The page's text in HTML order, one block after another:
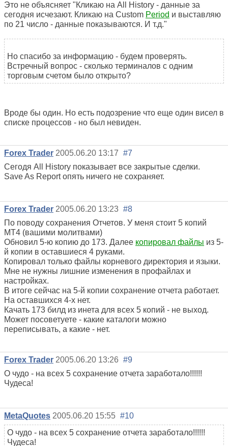
Это не объясняет "Кликаю на All History - данные за
сегодня исчезают. Кликаю на Custom Period и выставляю
по 21 число - данные показываются. И т.д."
Но спасибо за информацию - будем проверять.
Встречный вопрос - сколько терминалов с одним
торговым счетом было открыто?
Вроде бы один. Но есть подозрение что еще один висел в
списке процессов - но был невиден.
Forex Trader 2005.06.20 13:17 #7
Сегодя All History показывает все закрытые сделки.
Save As Report опять ничего не сохраняет.
Forex Trader 2005.06.20 13:23 #8
По поводу сохранения Отчетов. У меня стоит 5 копий
MT4 (вашими молитвами)
Обновил 5-ю копию до 173. Далее копировал файлы из 5-
й копии в оставшиеся 4 руками.
Копировал только файлы корневого директория и языки.
Мне не нужны лишние изменения в профайлах и
настройках.
В итоге сейчас на 5-й копии сохранение отчета работает.
На оставшихся 4-х нет.
Качать 173 билд из инета для всех 5 копий - не выход.
Может посоветуете - какие каталоги можно
переписывать, а какие - нет.
Forex Trader 2005.06.20 13:26 #9
О чудо - на всех 5 сохранение отчета заработало!!!!!!
Чудеса!
MetaQuotes 2005.06.20 15:55 #10
О чудо - на всех 5 сохранение отчета заработало!!!!!!
Чудеса!